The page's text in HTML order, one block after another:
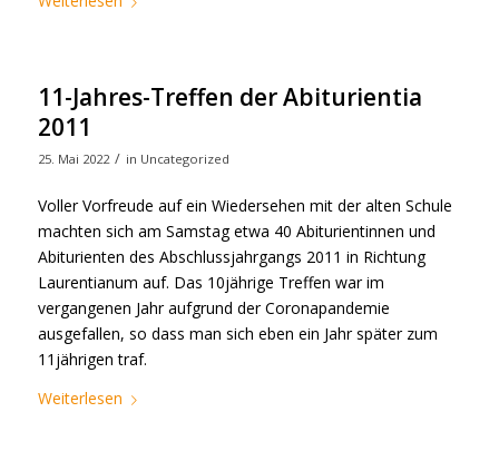
11-Jahres-Treffen der Abiturientia
2011
25. Mai 2022 / in Uncategorized
Voller Vorfreude auf ein Wiedersehen mit der alten Schule
machten sich am Samstag etwa 40 Abiturientinnen und
Abiturienten des Abschlussjahrgangs 2011 in Richtung
Laurentianum auf. Das 10jährige Treffen war im
vergangenen Jahr aufgrund der Coronapandemie
ausgefallen, so dass man sich eben ein Jahr später zum
11jährigen traf.
Weiterlesen